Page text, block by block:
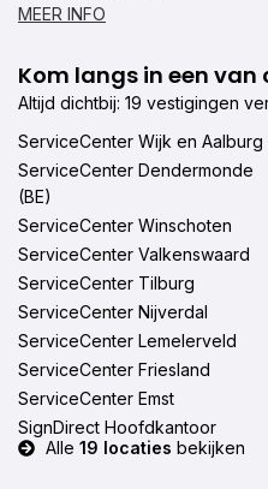
MEER INFO
Kom langs in een
Altijd dichtbij: 19 vestigingen
ServiceCenter Wijk en Aalburg
ServiceCenter Dendermonde
(BE)
ServiceCenter Winschoten
ServiceCenter Valkenswaard
ServiceCenter Tilburg
ServiceCenter Nijverdal
ServiceCenter Lemelerveld
ServiceCenter Friesland
ServiceCenter Emst
SignDirect Hoofdkantoor
Alle 19 locaties bekijken